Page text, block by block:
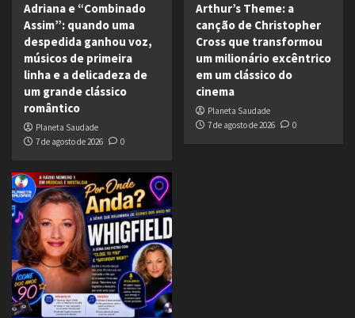
Adriana e “Combinado
Assim”: quando uma
despedida ganhou voz,
músicos de primeira
linha e a delicadeza de
um grande clássico
romântico
Planeta Saudade
7 de agosto de 2026
0
Arthur’s Theme: a
canção de Christopher
Cross que transformou
um milionário excêntrico
em um clássico do
cinema
Planeta Saudade
7 de agosto de 2026
0